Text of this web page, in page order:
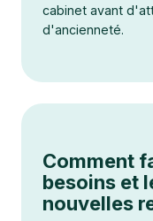
cabinet avant
d'ancienneté.
Comment
besoins et
nouvelles